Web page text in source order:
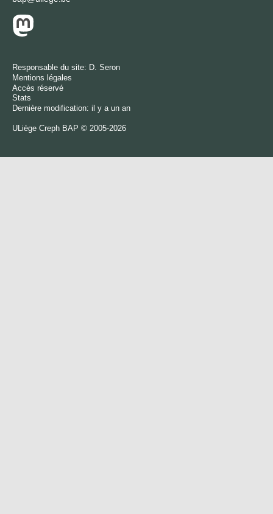
Responsable du site: D. Seron
Mentions légales
Accès réservé
Stats
Dernière modification: il y a un an
ULiège Creph BAP © 2005-2026